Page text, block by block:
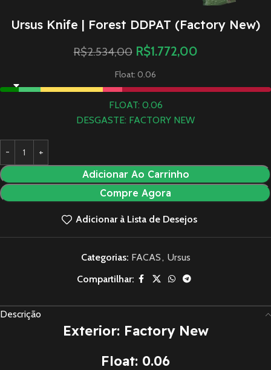
Ursus Knife | Forest DDPAT (Factory New)
R$2.534,00 R$1.772,00
Float: 0.06
FLOAT: 0.06
DESGASTE: FACTORY NEW
Adicionar Ao Carrinho
Compre Agora
Adicionar à Lista de Desejos
Categorias: FACAS, Ursus
Compartilhar:
Descrição
Exterior: Factory New
Float: 0.06